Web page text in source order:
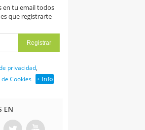
en tu email todos
que registrarte
privacidad,
Cookies + Info
EN